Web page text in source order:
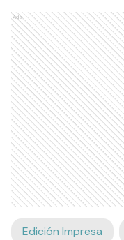
Ads
Edición Impresa